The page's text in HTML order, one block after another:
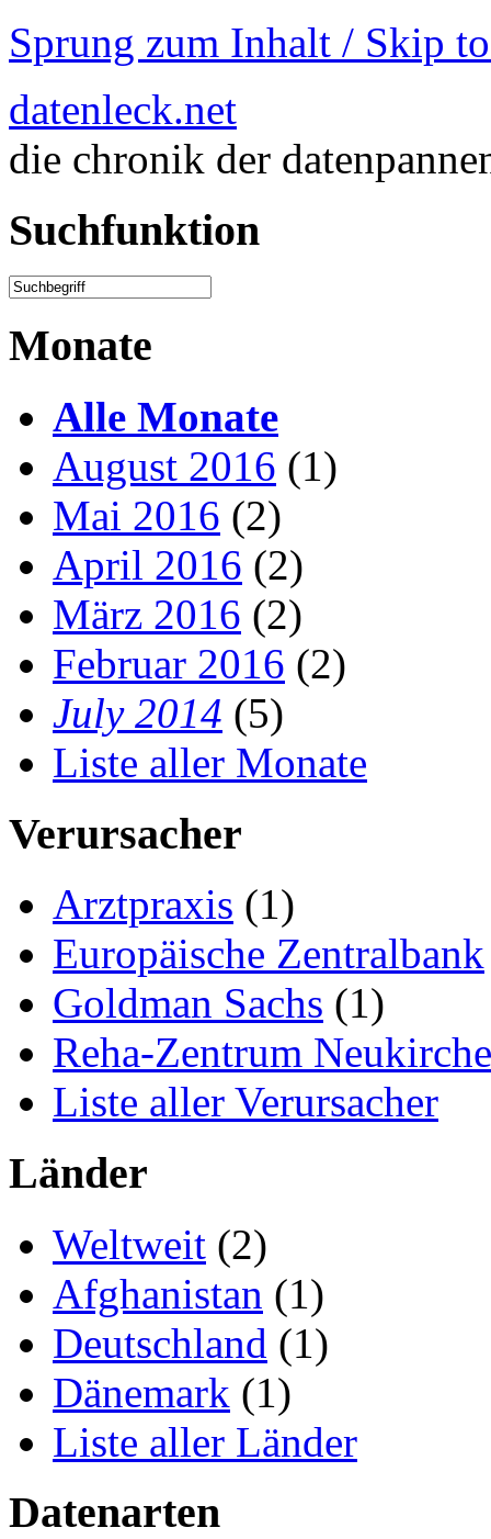
Sprung zum Inhalt / Skip
datenleck.net
die chronik der
Suchfunktion
Monate
Alle Monate
August 2016 (1)
Mai 2016 (2)
April 2016 (2)
März 2016 (2)
Februar 2016 (2)
July 2014 (5)
Liste aller Monate
Verursacher
Arztpraxis (1)
Europäische Zentralbank
Goldman Sachs (1)
Reha-Zentrum
Liste aller Verursacher
Länder
Weltweit (2)
Afghanistan (1)
Deutschland (1)
Dänemark (1)
Liste aller Länder
Datenarten